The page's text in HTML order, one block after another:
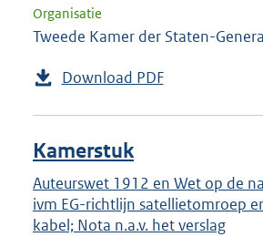
Organisatie
Tweede Kamer der Staten-
Download PDF
Kamerstuk
Auteurswet 1912 en Wet op de
ivm EG-richtlijn satellietomroep
kabel; Nota n.a.v. het verslag